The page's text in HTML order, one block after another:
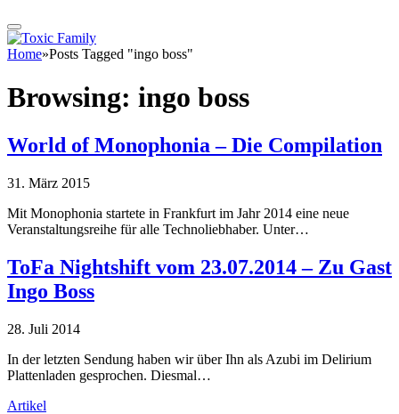
Home»Posts Tagged "ingo boss"
Browsing: ingo boss
World of Monophonia – Die Compilation
31. März 2015
Mit Monophonia startete in Frankfurt im Jahr 2014 eine neue
Veranstaltungsreihe für alle Technoliebhaber. Unter…
ToFa Nightshift vom 23.07.2014 – Zu Gast
Ingo Boss
28. Juli 2014
In der letzten Sendung haben wir über Ihn als Azubi im Delirium
Plattenladen gesprochen. Diesmal…
Artikel